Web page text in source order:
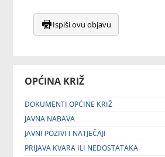
OPĆINA KRIŽ
DOKUMENTI OPĆINE KRIŽ
JAVNA NABAVA
JAVNI POZIVI I NATJEČAJI
PRIJAVA KVARA ILI NEDOSTATAKA
Ispiši ovu objavu